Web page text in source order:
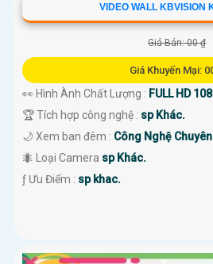
VIDEO WALL KBVISION
Giá Bán: 00 ₫
Giá Khuyến Mại:
👀 Hình Ành Chất Lượng : FULL HD
🏆 Tích hợp công nghệ : sp Khác.
🌙 Xem ban đêm : Công Nghệ
🐜 Loại Camera sp Khác.
️ƒ Ưu Điểm : sp khac.